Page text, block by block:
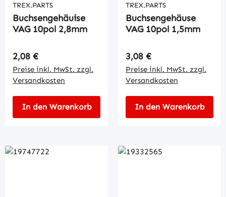
TREX.PARTS
Buchsengehäuise
VAG 10pol 2,8mm
Regulärer Preis:
2,08 €
Preise inkl. MwSt. zzgl.
Versandkosten
In den Warenkorb
TREX.PARTS
Buchsengehäuse
VAG 10pol 1,5mm
Regulärer Preis:
3,08 €
Preise inkl. MwSt. zzgl.
Versandkosten
In den Warenkorb